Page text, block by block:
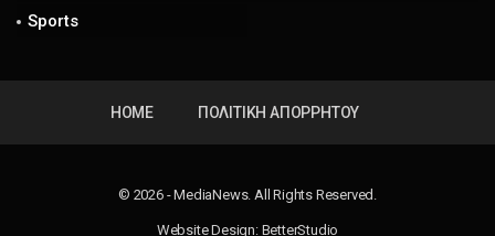
Sports
HOME ΠΟΛΙΤΙΚΉ ΑΠΟΡΡΉΤΟΥ
© 2026 - ΜediaΝews. All Rights Reserved.
Website Design: BetterStudio